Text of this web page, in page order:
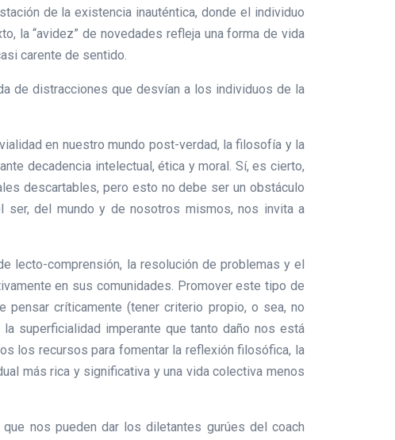
de la existencia inauténtica, donde el individuo
la “avidez” de novedades refleja una forma de vida
carente de sentido.
de distracciones que desvían a los individuos de la
en nuestro mundo post-verdad, la filosofía y la
decadencia intelectual, ética y moral. Sí, es cierto,
descartables, pero esto no debe ser un obstáculo
ser, del mundo y de nosotros mismos, nos invita a
lecto-comprensión, la resolución de problemas y el
en sus comunidades. Promover este tipo de
pensar críticamente (tener criterio propio, o sea, no
superficialidad imperante que tanto daño nos está
los recursos para fomentar la reflexión filosófica, la
más rica y significativa y una vida colectiva menos
nos pueden dar los diletantes gurúes del coach